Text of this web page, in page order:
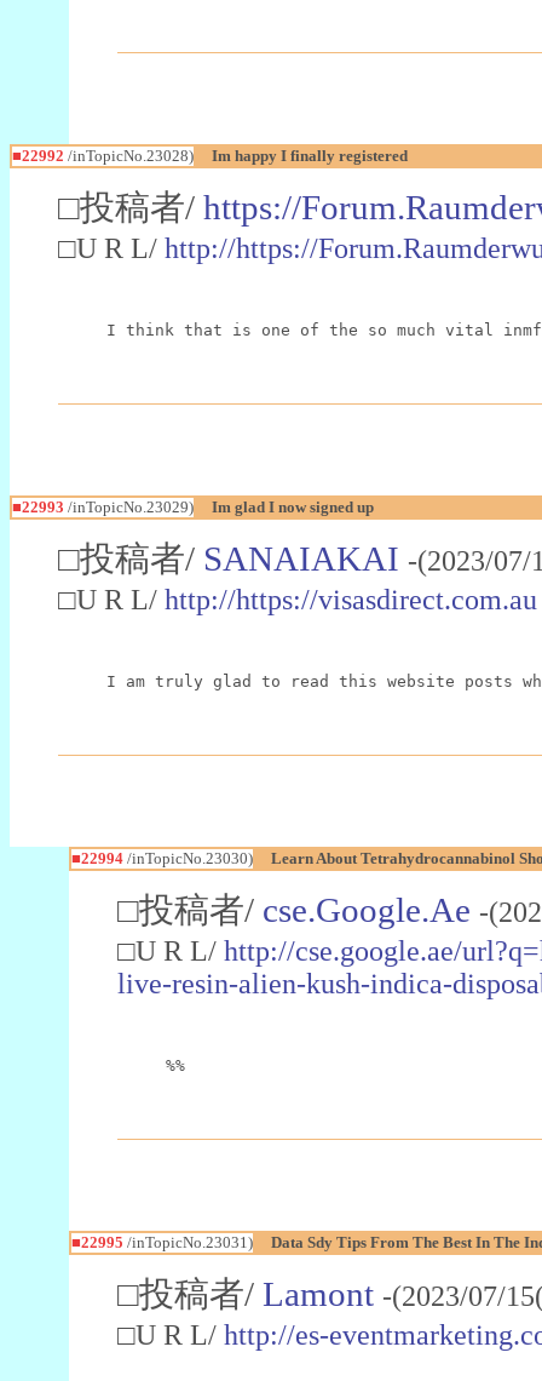
■22992 /inTopicNo.23028) Im happy I finally registered
□投稿者/ https://
□U R L/ http://https://
I think that is one of the so much vital
■22993 /inTopicNo.23029) Im glad I now signed up
□投稿者/ SANAIAKAI -(2023/
□U R L/ http://https://visasdirect.com.au
I am truly glad to read this website posts
■22994/inTopicNo.23030) Learn About Tetrahydrocannabinol
□投稿者/ cse.Google.Ae -
□U R L/ http://cse.google.ae/
live-resin-alien-kush-indica-
%%
■22995 /inTopicNo.23031) Data Sdy Tips From The Best In The
□投稿者/ Lamont -(2023/07/
□U R L/ http://es-